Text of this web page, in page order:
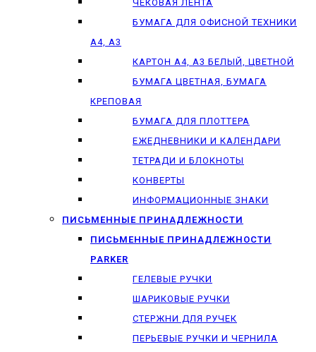
ЧЕКОВАЯ ЛЕНТА
БУМАГА ДЛЯ ОФИСНОЙ ТЕХНИКИ
А4, А3
КАРТОН А4, А3 БЕЛЫЙ, ЦВЕТНОЙ
БУМАГА ЦВЕТНАЯ, БУМАГА
КРЕПОВАЯ
БУМАГА ДЛЯ ПЛОТТЕРА
ЕЖЕДНЕВНИКИ И КАЛЕНДАРИ
ТЕТРАДИ И БЛОКНОТЫ
КОНВЕРТЫ
ИНФОРМАЦИОННЫЕ ЗНАКИ
ПИСЬМЕННЫЕ ПРИНАДЛЕЖНОСТИ
ПИСЬМЕННЫЕ ПРИНАДЛЕЖНОСТИ
PARKER
ГЕЛЕВЫЕ РУЧКИ
ШАРИКОВЫЕ РУЧКИ
СТЕРЖНИ ДЛЯ РУЧЕК
ПЕРЬЕВЫЕ РУЧКИ И ЧЕРНИЛА